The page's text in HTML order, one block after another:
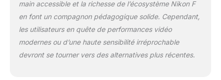
main accessible et la richesse de l’écosystème Nikon F
en font un compagnon pédagogique solide. Cependant,
les utilisateurs en quête de performances vidéo
modernes ou d’une haute sensibilité irréprochable
devront se tourner vers des alternatives plus récentes.